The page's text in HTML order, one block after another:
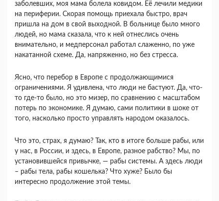
заболевших, моя мама болела ковидом. Её лечили медики
на периферии. Скорая помощь приехала быстро, врач
пришла на дом в свой выходной. В больнице было много
людей, но мама сказала, что к ней отнеслись очень
внимательно, и медперсонал работал слаженно, по уже
накатанной схеме. Да, напряженно, но без стресса.
Ясно, что перебор в Европе с продолжающимися
ограничениями. Я удивлена, что люди не бастуют. Да, что-
то где-то было, но это мизер, по сравнению с масштабом
потерь по экономике. Я думаю, сами политики в шоке от
того, насколько просто управлять народом оказалось.
Что это, страх, я думаю? Так, кто в итоге больше рабы, или
у нас, в России, и здесь, в Европе, разное рабство? Мы, по
установившейся привычке, — рабы системы. А здесь люди
– рабы тела, рабы кошелька? Что хуже? Было бы
интересно продолжение этой темы.